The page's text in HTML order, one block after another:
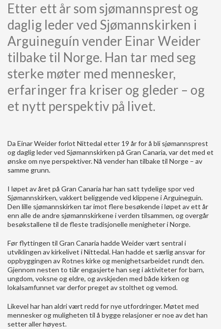
Etter ett år som sjømannsprest og
daglig leder ved Sjømannskirken i
Arguineguín vender Einar Weider
tilbake til Norge. Han tar med seg
sterke møter med mennesker,
erfaringer fra kriser og gleder – og
et nytt perspektiv på livet.
Da Einar Weider forlot Nittedal etter 19 år for å bli sjømannsprest
og daglig leder ved Sjømannskirken på Gran Canaria, var det med et
ønske om nye perspektiver. Nå vender han tilbake til Norge – av
samme grunn.
I løpet av året på Gran Canaria har han satt tydelige spor ved
Sjømannskirken, vakkert beliggende ved klippene i Arguineguín.
Den lille sjømannskirken tar imot flere besøkende i løpet av ett år
enn alle de andre sjømannskirkene i verden tilsammen, og overgår
besøkstallene til de fleste tradisjonelle menigheter i Norge.
Før flyttingen til Gran Canaria hadde Weider vært sentral i
utviklingen av kirkelivet i Nittedal. Han hadde et særlig ansvar for
oppbyggingen av Rotnes kirke og menighetsarbeidet rundt den.
Gjennom nesten to tiår engasjerte han seg i aktiviteter for barn,
ungdom, voksne og eldre, og avskjeden med både kirken og
lokalsamfunnet var derfor preget av stolthet og vemod.
Likevel har han aldri vært redd for nye utfordringer. Møtet med
mennesker og muligheten til å bygge relasjoner er noe av det han
setter aller høyest.